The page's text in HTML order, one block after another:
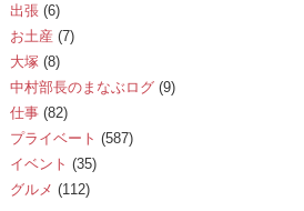
出張(6)
お土産 (7)
大塚 (8)
中村部長のまなぶログ(9)
仕事(82)
プライベート (587)
イベント (35)
グルメ (112)